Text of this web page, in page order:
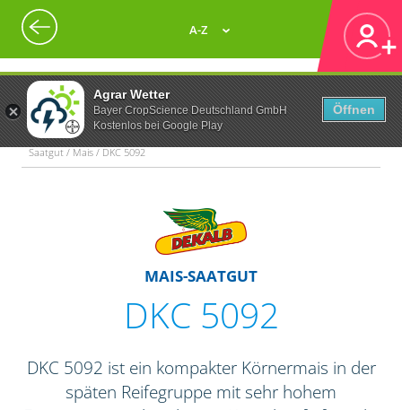
Agrar Wetter
Bayer CropScience Deutschland GmbH
Kostenlos bei Google Play
Öffnen
A-Z
Saatgut / Mais / DKC 5092
MAIS-SAATGUT
DKC 5092
DKC 5092 ist ein kompakter Körnermais in der
späten Reifegruppe mit sehr hohem